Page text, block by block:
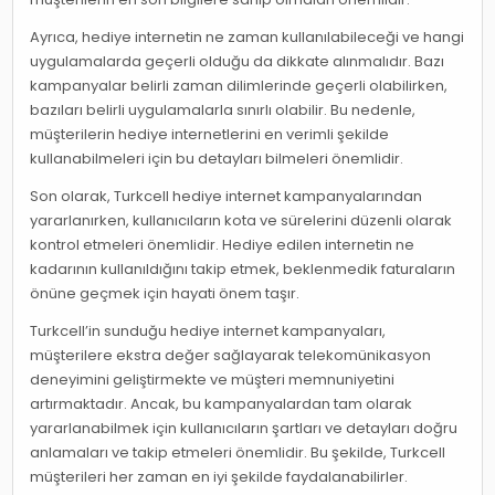
Ayrıca, hediye internetin ne zaman kullanılabileceği ve hangi
uygulamalarda geçerli olduğu da dikkate alınmalıdır. Bazı
kampanyalar belirli zaman dilimlerinde geçerli olabilirken,
bazıları belirli uygulamalarla sınırlı olabilir. Bu nedenle,
müşterilerin hediye internetlerini en verimli şekilde
kullanabilmeleri için bu detayları bilmeleri önemlidir.
Son olarak, Turkcell hediye internet kampanyalarından
yararlanırken, kullanıcıların kota ve sürelerini düzenli olarak
kontrol etmeleri önemlidir. Hediye edilen internetin ne
kadarının kullanıldığını takip etmek, beklenmedik faturaların
önüne geçmek için hayati önem taşır.
Turkcell’in sunduğu hediye internet kampanyaları,
müşterilere ekstra değer sağlayarak telekomünikasyon
deneyimini geliştirmekte ve müşteri memnuniyetini
artırmaktadır. Ancak, bu kampanyalardan tam olarak
yararlanabilmek için kullanıcıların şartları ve detayları doğru
anlamaları ve takip etmeleri önemlidir. Bu şekilde, Turkcell
müşterileri her zaman en iyi şekilde faydalanabilirler.